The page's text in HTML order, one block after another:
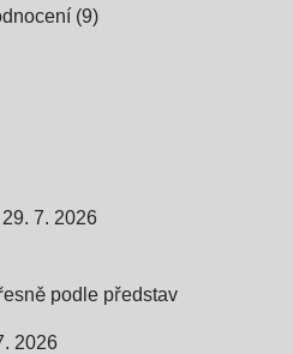
(9)
29. 7. 2026
podle představ
2026